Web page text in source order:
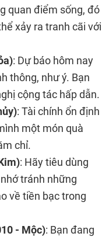
quan điểm sống, đó
xảy ra tranh cãi với
: Dự báo hôm nay
thông, như ý. Bạn
cộng tác hấp dẫn.
: Tài chính ổn định
một món quà
chỉ.
: Hãy tiêu dùng
tránh những
về tiền bạc trong
- Mộc): Bạn đang